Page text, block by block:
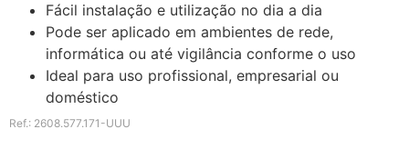
Fácil instalação e utilização no dia a dia
Pode ser aplicado em ambientes de rede,
informática ou até vigilância conforme o uso
Ideal para uso profissional, empresarial ou
doméstico
Ref.: 2608.577.171-UUU